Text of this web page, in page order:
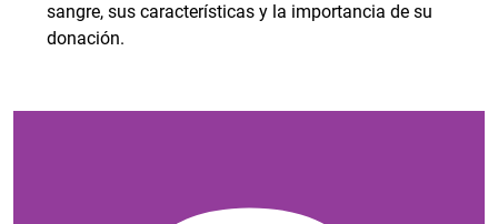
sangre, sus características y la importancia de su
donación.